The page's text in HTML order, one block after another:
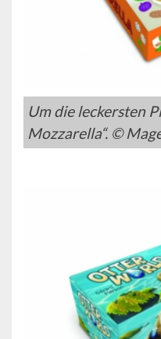
Um die leckersten
Mozzarella“. ©